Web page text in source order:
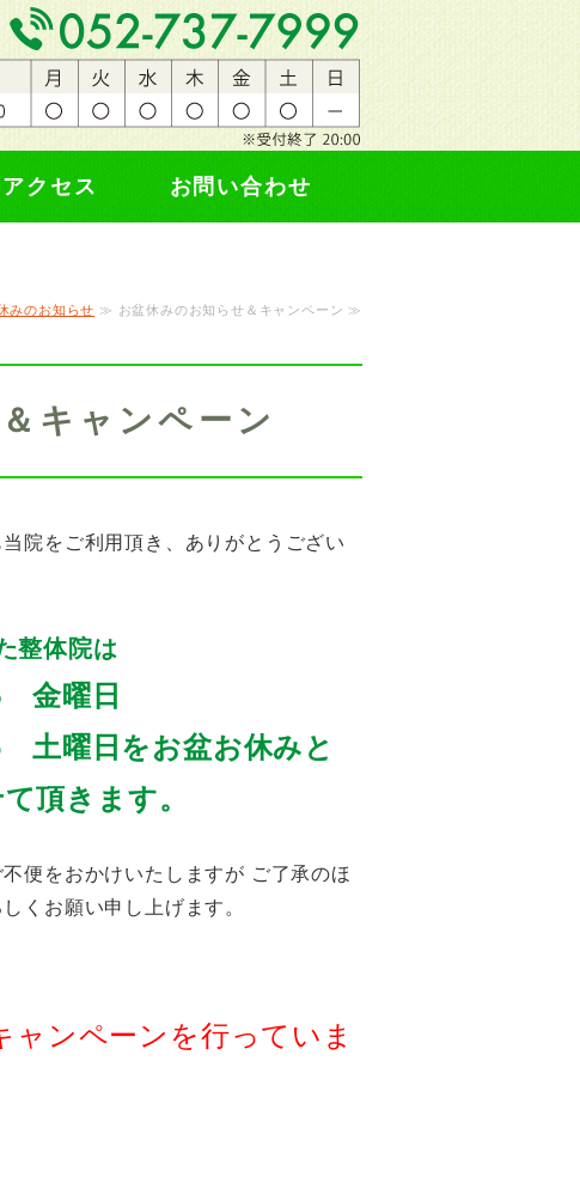
・守山区 かなた整体院
臨床歴15年
クセス お問い合わせ
みのお知らせ ≫ お盆休みのお知らせ＆キャンペーン ≫
キャンペーン
当院をご利用頂き、ありがとうござい
整体院は
金曜日
土曜日をお盆お休みと
頂きます。
不便をおかけいたしますが ご了承のほ
くお願い申し上げます。
ンペーンを行っていま